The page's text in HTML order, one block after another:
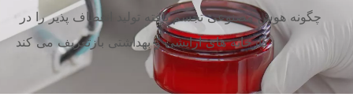
چگونه هوش مصنوعی تجسم یافته تولید انعطاف پذیر را در
کارخانه های آرایشی و بهداشتی بازتعریف می کند